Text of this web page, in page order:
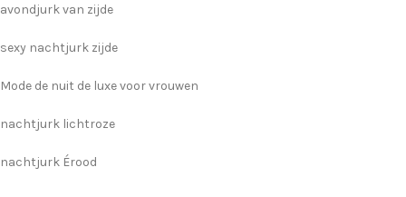
avondjurk van zijde
sexy nachtjurk zijde
Mode de nuit de luxe voor vrouwen
nachtjurk lichtroze
nachtjurk Érood